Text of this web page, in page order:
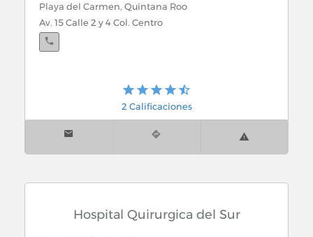
Carretera Federal Esq. Av. 32 Col. Ejido Playa del
Carmen
Cancún, Quintana Roo
Av. Bonampak Mz. 2 Sección C Lote 3 y 4
Playa del Carmen, Quintana Roo
Av. 15 Calle 2 y 4 Col. Centro
2 Calificaciones
Hospital Quirurgica del Sur